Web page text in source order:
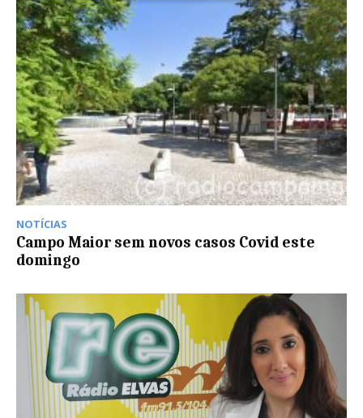
NOTÍCIAS
Campo Maior sem novos casos Covid este
domingo